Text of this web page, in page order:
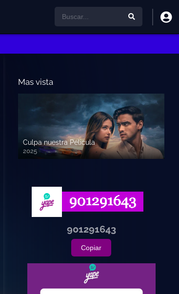
Mas vista
Culpa nuestra Pelicula
2025
720p HD
901291643
Copiar